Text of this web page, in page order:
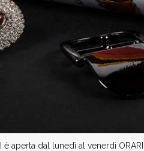
è aperta dal lunedì al venerdì